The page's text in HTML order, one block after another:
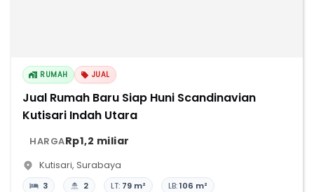
RUMAH JUAL
Jual Rumah Baru Siap Huni Scandinavian
Kutisari Indah Utara
HARGARp1,2 miliar
Kutisari, Surabaya
3 2 LT: 79 m² LB:106 m²